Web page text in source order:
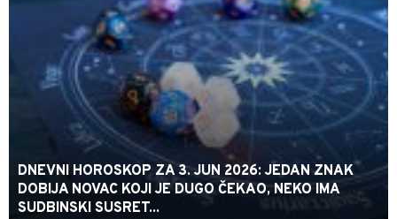
DNEVNI HOROSKOP ZA 3. JUN 2026: JEDAN ZNAK
DOBIJA NOVAC KOJI JE DUGO ČEKAO, NEKO IMA
SUDBINSKI SUSRET...